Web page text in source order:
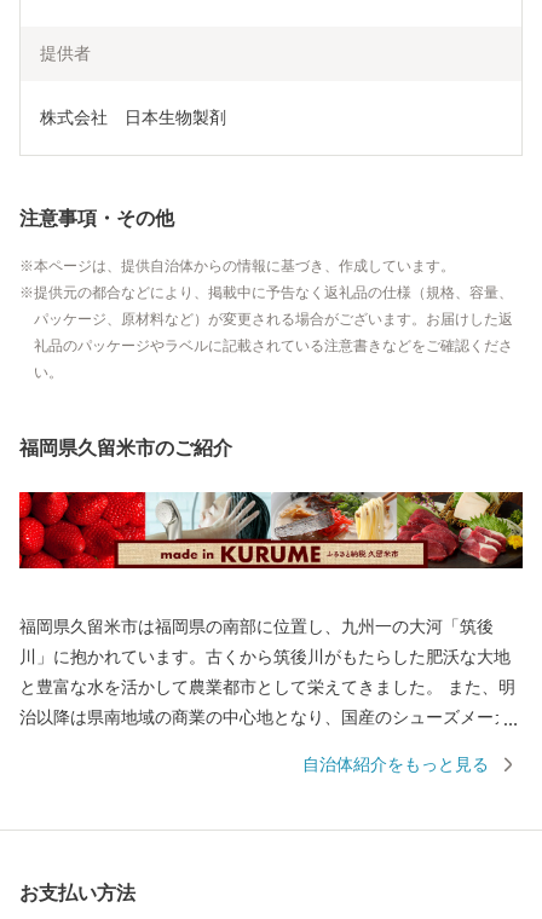
提供者
株式会社　日本生物製剤
注意事項・その他
本ページは、提供自治体からの情報に基づき、作成しています。
提供元の都合などにより、掲載中に予告なく返礼品の仕様（規格、容量、
パッケージ、原材料など）が変更される場合がございます。お届けした返
礼品のパッケージやラベルに記載されている注意書きなどをご確認くださ
い。
福岡県久留米市のご紹介
福岡県久留米市は福岡県の南部に位置し、九州一の大河「筑後
川」に抱かれています。古くから筑後川がもたらした肥沃な大地
と豊富な水を活かして農業都市として栄えてきました。 また、明
治以降は県南地域の商業の中心地となり、国産のシューズメーカ
イヤメーカーの「ブリヂストン」を中心としたゴム産業のまちと
「とんこつラーメンの発祥の地」や「焼き鳥のまち」であり、
自治体紹介をもっと見る
お支払い方法